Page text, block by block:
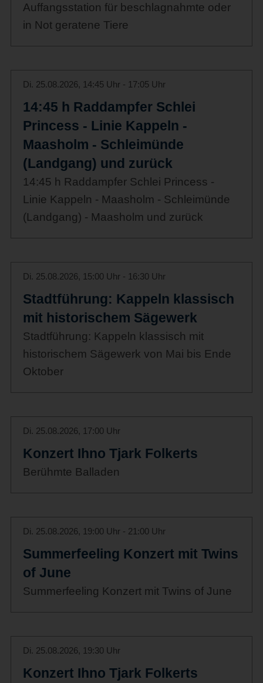
Auffangsstation für beschlagnahmte oder
in Not geratene Tiere
Di. 25.08.2026, 14:45 Uhr - 17:05 Uhr
14:45 h Raddampfer Schlei
Princess - Linie Kappeln -
Maasholm - Schleimünde
(Landgang) und zurück
14:45 h Raddampfer Schlei Princess -
Linie Kappeln - Maasholm - Schleimünde
(Landgang) - Maasholm und zurück
Di. 25.08.2026, 15:00 Uhr - 16:30 Uhr
Stadtführung: Kappeln klassisch
mit historischem Sägewerk
Stadtführung: Kappeln klassisch mit
historischem Sägewerk von Mai bis Ende
Oktober
Di. 25.08.2026, 17:00 Uhr
Konzert Ihno Tjark Folkerts
Berühmte Balladen
Di. 25.08.2026, 19:00 Uhr - 21:00 Uhr
Summerfeeling Konzert mit Twins
of June
Summerfeeling Konzert mit Twins of June
Di. 25.08.2026, 19:30 Uhr
Konzert Ihno Tjark Folkerts